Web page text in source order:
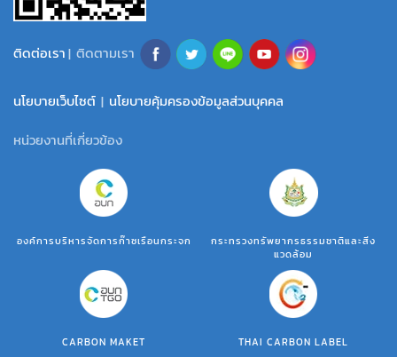
ติดต่อเรา| ติดตามเรา
นโยบายเว็บไซต์ | นโยบายคุ้มครองข้อมูลส่วนบุคคล
หน่วยงานที่เกี่ยวข้อง
องค์การบริหารจัดการก๊าซเรือนกระจก
กระทรวงทรัพยากรธรรมชาติและสิ่ง
แวดล้อม
CARBON MAKET THAI CARBON LABEL